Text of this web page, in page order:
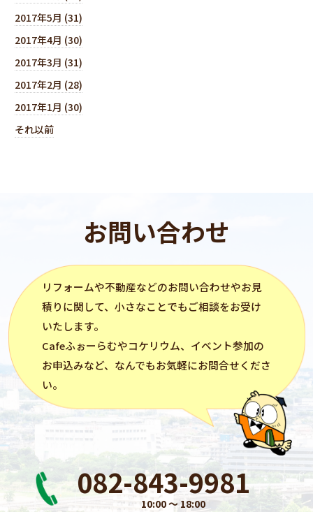
2017年5月 (31)
2017年4月 (30)
2017年3月 (31)
2017年2月 (28)
2017年1月 (30)
それ以前
お問い合わせ
リフォームや不動産などのお問い合わせやお見
積りに関して、小さなことでもご相談をお受け
いたします。
Cafeふぉーらむやコケリウム、イベント参加の
お申込みなど、なんでもお気軽にお問合せくださ
い。
082-843-9981
10:00 〜 18:00